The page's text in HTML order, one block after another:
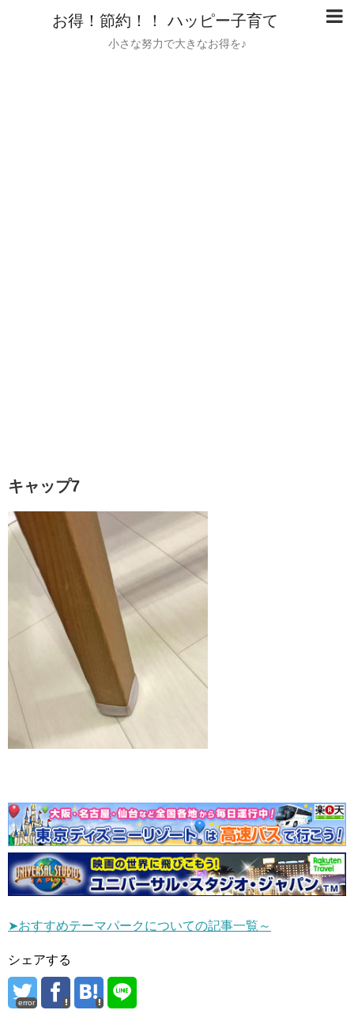
お得！節約！！ ハッピー子育て
小さな努力で大きなお得を♪
キャップ7
➤おすすめテーマパークについての記事一覧～
シェアする
error